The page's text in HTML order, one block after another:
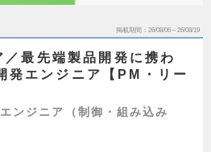
掲載期間 26/08/06～26/08/19
／最先端製品開発に携わ
発エンジニア【PM・リー
ンジニア（制御・組み込み